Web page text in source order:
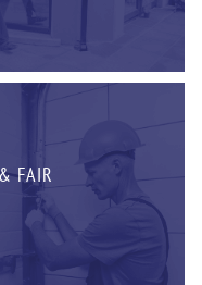
FAIR